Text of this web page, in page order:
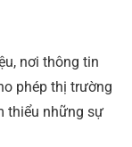
nơi thông tin
phép thị trường
thiểu những sự